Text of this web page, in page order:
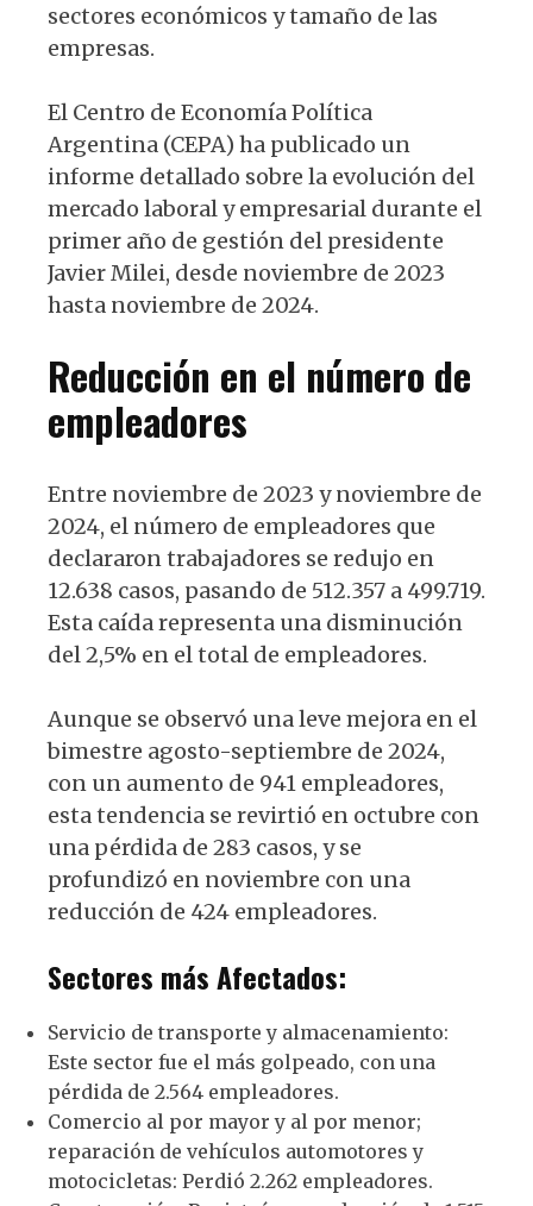
sectores económicos y tamaño de las
empresas.
El Centro de Economía Política
Argentina (CEPA) ha publicado un
informe detallado sobre la evolución del
mercado laboral y empresarial durante el
primer año de gestión del presidente
Javier Milei, desde noviembre de 2023
hasta noviembre de 2024.
Reducción en el número de
empleadores
Entre noviembre de 2023 y noviembre de
2024, el número de empleadores que
declararon trabajadores se redujo en
12.638 casos, pasando de 512.357 a 499.719.
Esta caída representa una disminución
del 2,5% en el total de empleadores.
Aunque se observó una leve mejora en el
bimestre agosto-septiembre de 2024,
con un aumento de 941 empleadores,
esta tendencia se revirtió en octubre con
una pérdida de 283 casos, y se
profundizó en noviembre con una
reducción de 424 empleadores.
Sectores más Afectados:
Servicio de transporte y almacenamiento:
Este sector fue el más golpeado, con una
pérdida de 2.564 empleadores.
Comercio al por mayor y al por menor;
reparación de vehículos automotores y
motocicletas: Perdió 2.262 empleadores.